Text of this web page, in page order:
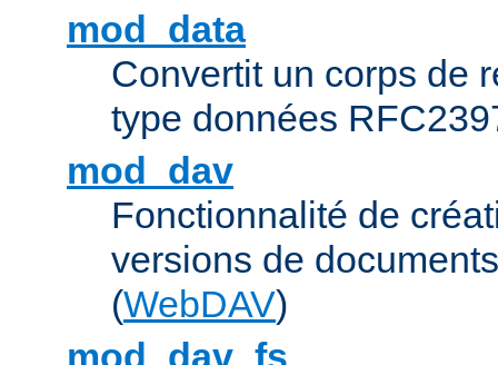
mod_data
Convertit un corps de
type données
mod_dav
Fonctionnalité de
versions de
(WebDAV)
mod_dav_fs